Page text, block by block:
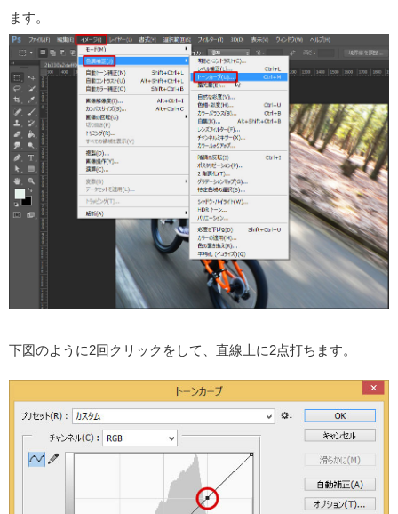
ます。
下図のように2回クリックをして、直線上に2点打ちます。